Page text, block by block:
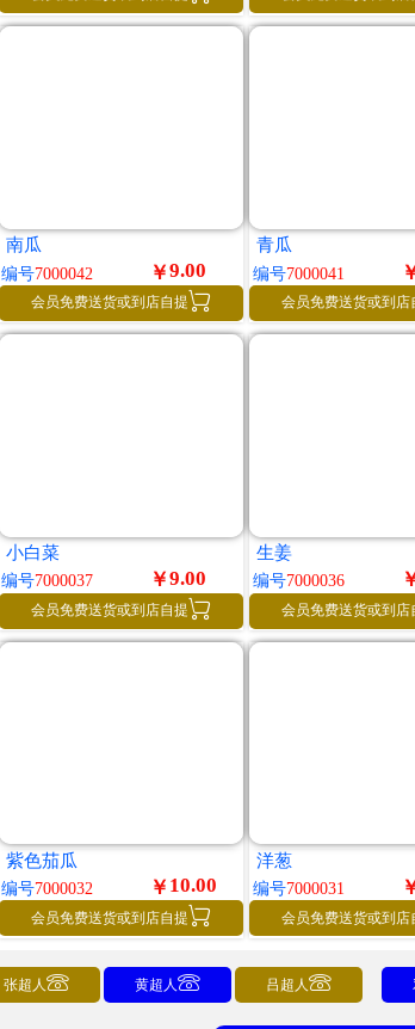
南瓜
编号7000042 ￥9.00
会员免费送货或到店自提 
青瓜
编号7000041
会员免费送货或到店
小白菜
编号7000037 ￥9.00
会员免费送货或到店自提 
生姜
编号7000036
会员免费送货或到店
紫色茄瓜
编号7000032 ￥ 10.00
会员免费送货或到店自提 
洋葱
编号7000031
会员免费送货或到店
张超人 黄超人  吕超人